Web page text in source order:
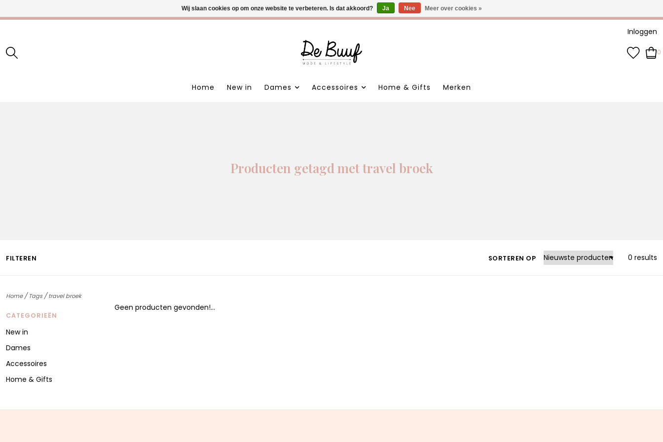
• Wekelijks nieuwe items • Gratis verzending >€100,- • Verzonden binnen 1-3 werkdagen
Inloggen
0
Home New in Dames Accessoires Home & Gifts Merken
Producten getagd met travel broek
FILTEREN SORTEREN OP 0 results
Home/Tags/travel broek
CATEGORIEËN
New in
Dames
Accessoires
Home & Gifts
Geen producten gevonden!...
Wij slaan cookies op om onze website te verbeteren. Is dat akkoord? Ja Nee Meer over cookies »